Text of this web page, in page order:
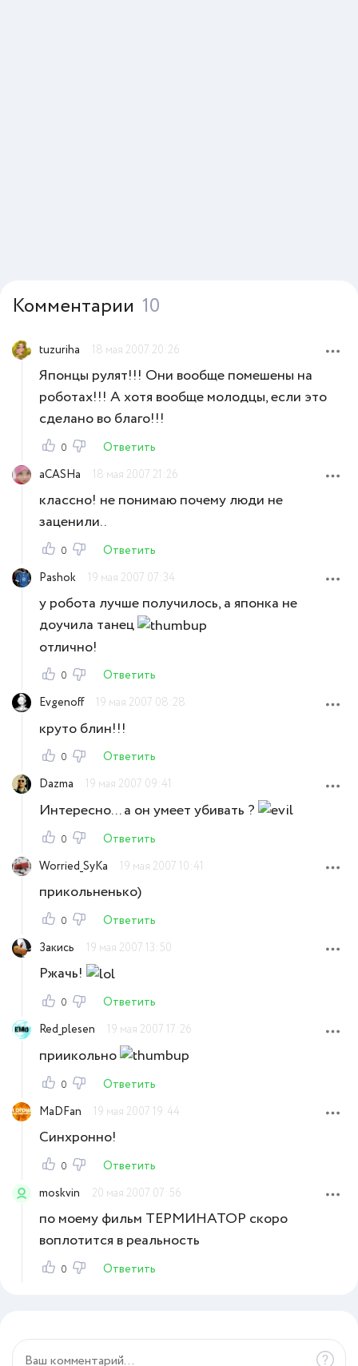
Комментарии 10
tuzuriha 18 мая 2007 20:26
Японцы рулят!!! Они вообще помешены на
роботах!!! А хотя вообще молодцы, если это
сделано во благо!!!
0
Ответить
aCASHa
18 мая 2007 21:26
классно! не понимаю почему люди не
заценили..
0
Ответить
Pashok
19 мая 2007 07:34
у робота лучше получилось, а японка не
доучила танец
отлично!
0
Ответить
Evgenoff
19 мая 2007 08:28
круто блин!!!
0
Ответить
Dazma
19 мая 2007 09:41
Интересно... а он умеет убивать ?
0
Ответить
Worried_SyKa
19 мая 2007 10:41
прикольненько)
0
Ответить
Закись
19 мая 2007 13:50
Ржачь!
0
Ответить
Red_plesen
19 мая 2007 17:26
приикольно
0
Ответить
MaDFan
19 мая 2007 19:44
Синхронно!
0
Ответить
moskvin
20 мая 2007 07:56
по моему фильм ТЕРМИНАТОР скоро
воплотится в реальность
0 Ответить